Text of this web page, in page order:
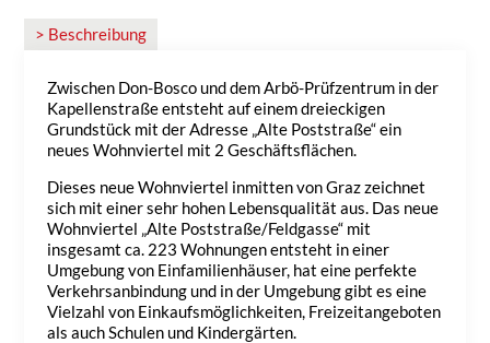
> Beschreibung
Zwischen Don-Bosco und dem Arbö-Prüfzentrum in der
Kapellenstraße entsteht auf einem dreieckigen
Grundstück mit der Adresse „Alte Poststraße“ ein
neues Wohnviertel mit 2 Geschäftsflächen.
Dieses neue Wohnviertel inmitten von Graz zeichnet
sich mit einer sehr hohen Lebensqualität aus. Das neue
Wohnviertel „Alte Poststraße/Feldgasse“ mit
insgesamt ca. 223 Wohnungen entsteht in einer
Umgebung von Einfamilienhäuser, hat eine perfekte
Verkehrsanbindung und in der Umgebung gibt es eine
Vielzahl von Einkaufsmöglichkeiten, Freizeitangeboten
als auch Schulen und Kindergärten.